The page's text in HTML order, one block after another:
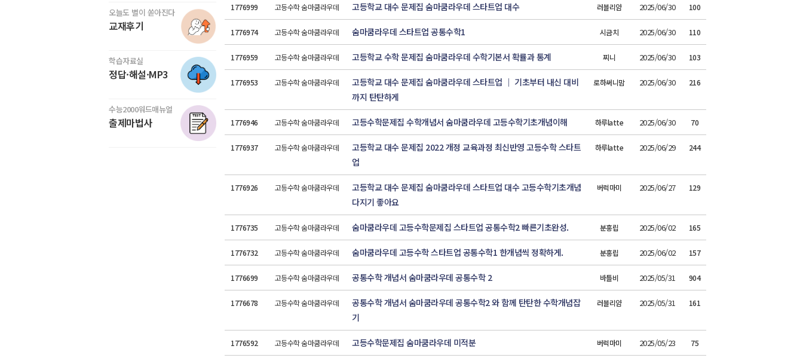
오늘도 별이 쏟아진다
교재후기
학습자료실
정답·해설·MP3
수능2000워드매뉴얼
출제마법사
1776999 고등수학 숨마쿰라우데 고등학교 대수 문제집 숨마쿰라우데 스타트업 대수 러블리얌 2025/06/30 100
1776974 고등수학 숨마쿰라우데 숨마쿰라우데 스타트업 공통수학1 시금치 2025/06/30 110
1776959 고등수학 숨마쿰라우데 고등학교 수학 문제집 숨마쿰라우데 수학기본서 확률과 통계 찌니 2025/06/30 103
1776953 고등수학 숨마쿰라우데
고등학교 대수 문제집 숨마쿰라우데 스타트업 ｜ 기초부터 내신 대비
까지 탄탄하게
로하써니맘 2025/06/30 216
1776946 고등수학 숨마쿰라우데 고등수학문제집 수학개념서 숨마쿰라우데 고등수학기초개념이해 하루latte 2025/06/30 70
1776937 고등수학 숨마쿰라우데
고등학교 대수 문제집 2022 개정 교육과정 최신반영 고등수학 스타트
업
하루latte 2025/06/29 244
1776926 고등수학 숨마쿰라우데
고등학교 대수 문제집 숨마쿰라우데 스타트업 대수 고등수학기초개념
다지기 좋아요
버럭마미 2025/06/27 129
1776735 고등수학 숨마쿰라우데 숨마쿰라우데 고등수학문제집 스타트업 공통수학2 빠른기초완성. 분홍립 2025/06/02 165
1776732 고등수학 숨마쿰라우데 숨마쿰라우데 고등수학 스타트업 공통수학1 한개념씩 정확하게. 분홍립 2025/06/02 157
1776699 고등수학 숨마쿰라우데 공통수학 개념서 숨마쿰라우데 공통수학 2 바틀비 2025/05/31 904
1776678 고등수학 숨마쿰라우데
공통수학 개념서 숨마쿰라우데 공통수학2 와 함께 탄탄한 수학개념잡
기
러블리얌 2025/05/31 161
1776592 고등수학 숨마쿰라우데 고등수학문제집 숨마쿰라우데 미적분 버럭마미 2025/05/23 75